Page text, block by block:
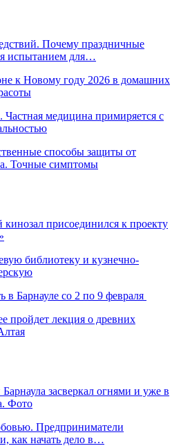
Почему праздничные
испытанием для…
к Новому году 2026 в домашних
Частная медицина примиряется с
способы защиты от
Точные симптомы
присоединился к проекту
библиотеку и кузнечно-
в Барнауле со 2 по 9 февраля
пройдет лекция о древних
засверкал огнями и уже в
Фото
Предприниматели
как начать дело в…